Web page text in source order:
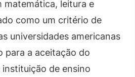
matemática, leitura e
como um critério de
universidades americanas
para a aceitação do
de ensino